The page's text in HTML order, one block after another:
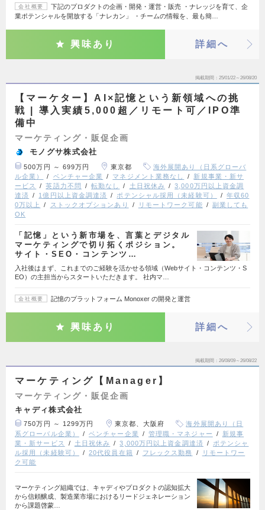
会社概要
下記のプロダクトの企画・開発・運営・販売 ・ナレッジを育て、企
業ポテンシャルを開放する「ナレカン」 ・チームの情報を、最も簡…
興味あり 詳細へ
掲載期間 25/01/22～26/08/20
【マーケター】AI×記憶という新領域への挑
戦 | 導入実績5,000超／リモート可／IPO準
備中
マーケティング・販促企画
モノグサ株式会社
500万円 ～ 699万円 東京都
海外展開あり（日系グローバ
ル企業）
ベンチャー企業 マネジメント業務なし
新規事業・新サ
ービス
英語力不問 転勤なし 土日祝休み
3,000万円以上資金調
達済
1億円以上資金調達済 ポテンシャル採用（未経験可）
年収60
0万以上
ストックオプションあり リモートワーク可能
副業しても
OK
「記憶」という新市場を、言葉とデジタル
マーケティングで切り拓くポジション。
サイト・SEO・コンテンツ…
入社後はまず、これまでのご経験を活かせる領域（Webサイト・コンテンツ・S
EO）の主担当からスタートいただきます。 社内マ…
会社概要 記憶のプラットフォーム Monoxer の開発と運営
興味あり 詳細へ
掲載期間 26/08/09～26/08/22
マーケティング【Manager】
マーケティング・販促企画
キャディ株式会社
750万円 ～ 1299万円 東京都、大阪府
海外展開あり（日
系グローバル企業）
ベンチャー企業 管理職・マネジャー
新規事
業・新サービス
土日祝休み 3,000万円以上資金調達済
ポテンシャ
ル採用（未経験可）
20代役員在籍 フレックス勤務
リモートワー
ク可能
マーケティング組織では、キャディやプロダクトの認知拡大
から信頼醸成、製造業市場におけるリードジェネレーション
から課題啓蒙…